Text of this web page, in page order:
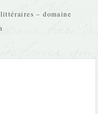
– domaine